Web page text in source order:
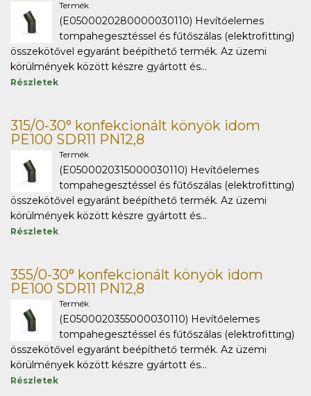
Termék
(E0500020280000030110) Hevítőelemes
tompahegesztéssel és fűtőszálas (elektrofitting)
összekötővel egyaránt beépíthető termék. Az üzemi
körülmények között készre gyártott és...
Részletek
315/0-30° konfekcionált könyök idom
PE100 SDR11 PN12,8
Termék
(E0500020315000030110) Hevítőelemes
tompahegesztéssel és fűtőszálas (elektrofitting)
összekötővel egyaránt beépíthető termék. Az üzemi
körülmények között készre gyártott és...
Részletek
355/0-30° konfekcionált könyök idom
PE100 SDR11 PN12,8
Termék
(E0500020355000030110) Hevítőelemes
tompahegesztéssel és fűtőszálas (elektrofitting)
összekötővel egyaránt beépíthető termék. Az üzemi
körülmények között készre gyártott és...
Részletek